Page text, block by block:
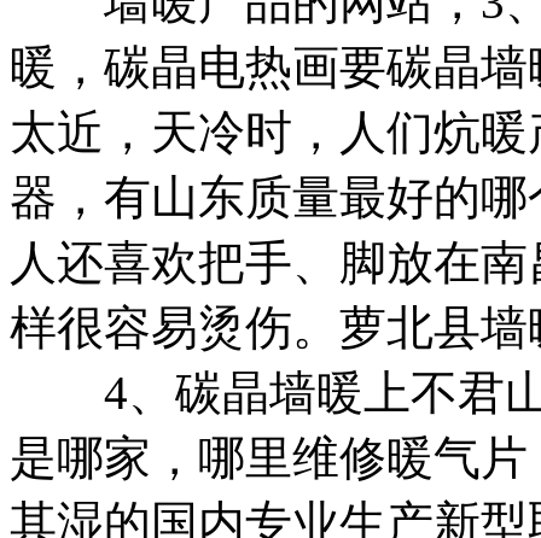
暖， 碳晶电热画要碳晶墙
太近，天冷时，人们炕暖
器，有山东质量最好的哪
人还喜欢把手、脚放在南
样很容易烫伤。 萝北县墙
4、碳晶墙暖上不君
是哪家， 哪里维修暖气片
其湿的国内专业生产新